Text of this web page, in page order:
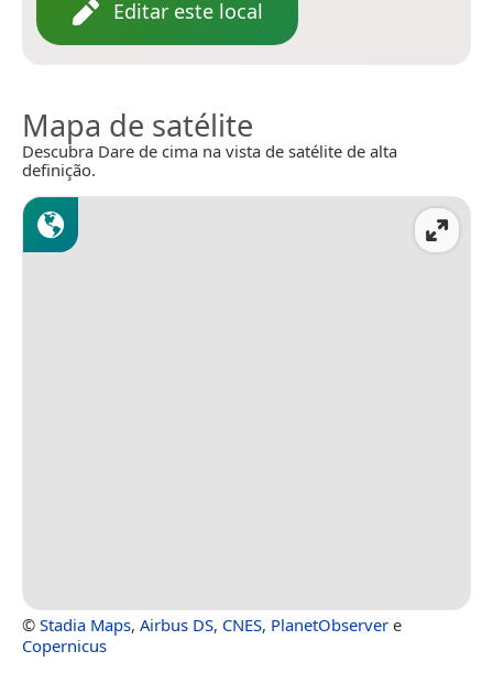
Editar este local
Mapa de satélite
Descubra Dare de cima na vista de satélite de alta
definição.
© Stadia Maps, Airbus DS, CNES, PlanetObserver e
Copernicus